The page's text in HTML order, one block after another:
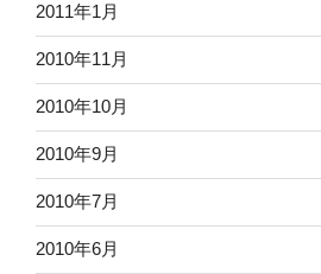
2011年1月
2010年11月
2010年10月
2010年9月
2010年7月
2010年6月